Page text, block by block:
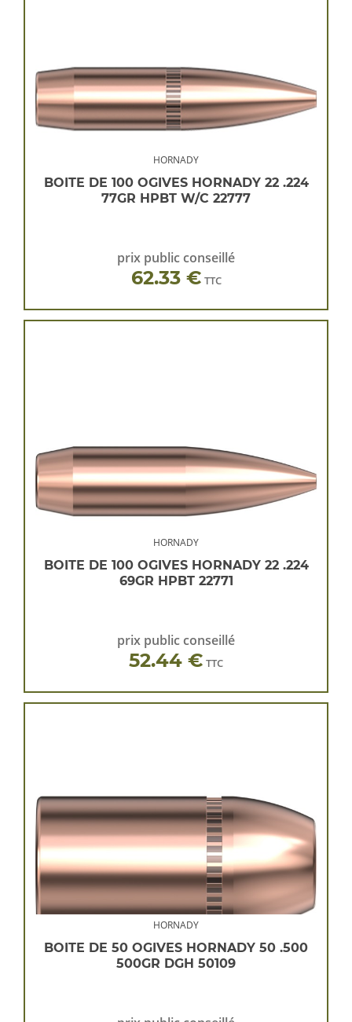
HORNADY
BOITE DE 100 OGIVES HORNADY 22 .224
77GR HPBT W/C 22777
prix public conseillé
62.33 € TTC
HORNADY
BOITE DE 100 OGIVES HORNADY 22 .224
69GR HPBT 22771
prix public conseillé
52.44 € TTC
HORNADY
BOITE DE 50 OGIVES HORNADY 50 .500
500GR DGH 50109